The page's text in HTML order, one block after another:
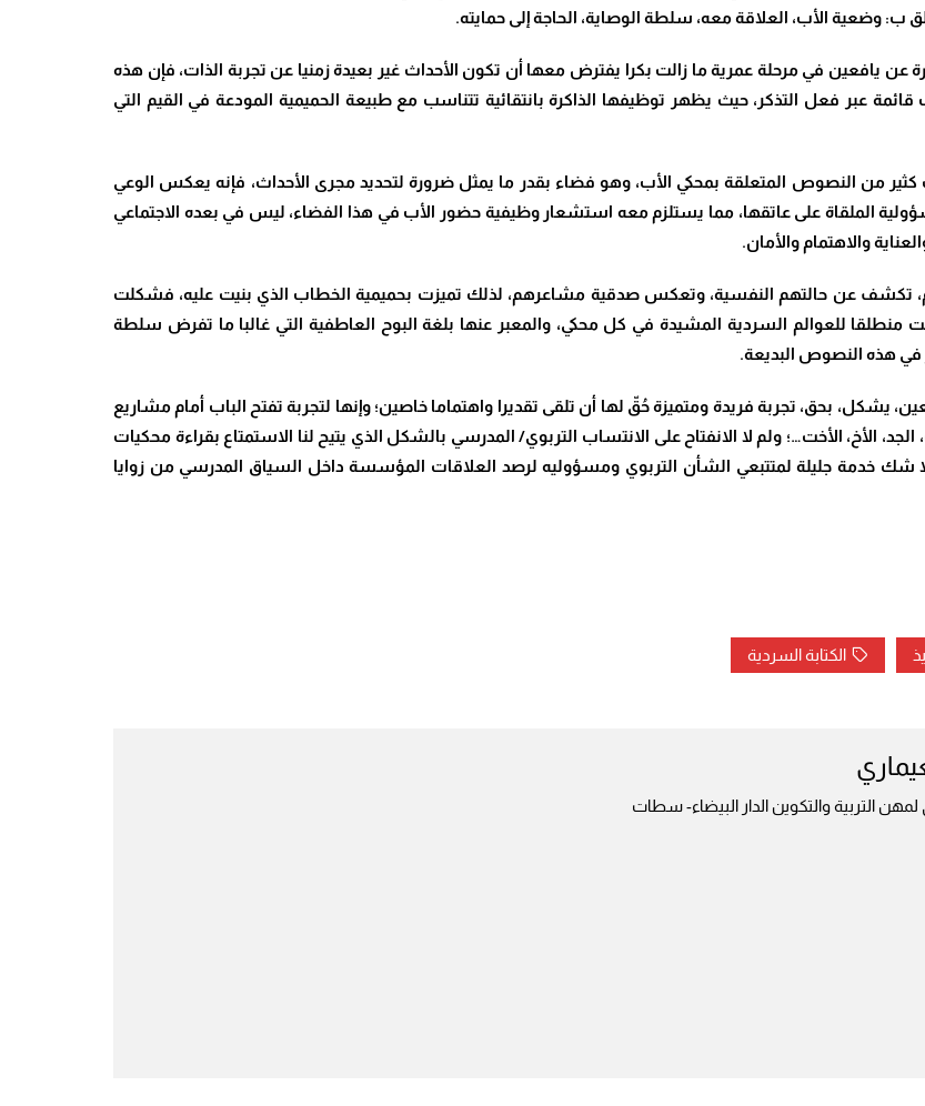
وضعية الأب، العلاقة معه، سلطة الوصاية، الحاجة إلى حمايته.
يافعين في مرحلة عمرية ما زالت بكرا يفترض معها أن تكون الأحداث غير بعيدة زمنيا عن تجربة الذات، فإن هذه
عبر فعل التذكر، حيث يظهر توظيفها الذاكرة بانتقائية تتناسب مع طبيعة الحميمية المودعة في القيم التي
من النصوص المتعلقة بمحكي الأب، وهو فضاء بقدر ما يمثل ضرورة لتحديد مجرى الأحداث، فإنه يعكس الوعي
الملقاة على عاتقها، مما يستلزم معه استشعار وظيفية حضور الأب في هذا الفضاء، ليس في بعده الاجتماعي
والاهتمام والأمان.
تكشف عن حالتهم النفسية، وتعكس صدقية مشاعرهم، لذلك تميزت بحميمية الخطاب الذي بنيت عليه، فشكلت
منطلقا للعوالم السردية المشيدة في كل محكي، والمعبر عنها بلغة البوح العاطفية التي غالبا ما تفرض سلطة
في هذه النصوص البديعة.
يشكل، بحق، تجربة فريدة ومتميزة حُقّ لها أن تلقى تقديرا واهتماما خاصين؛ وإنها لتجربة تفتح الباب أمام مشاريع
الأخ، الأخت…؛ ولم لا الانفتاح على الانتساب التربوي/ المدرسي بالشكل الذي يتيح لنا الاستمتاع بقراءة محكيات
شك خدمة جليلة لمتتبعي الشأن التربوي ومسؤوليه لرصد العلاقات المؤسسة داخل السياق المدرسي من زوايا
الكتابة السردية
التربية والتكوين الدار البيضاء- سطات